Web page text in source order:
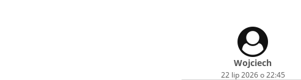
Wojciech
22 lip 2026 o 22:45